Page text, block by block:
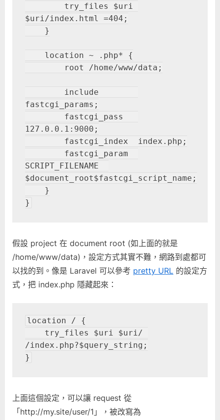
中
$uri/index.html =404;
fastcgi_params;
127.0.0.1:9000;
SCRIPT_FILENAME
$document_root$fastcgi_script_name;
假設 project 在 document root (如上面的就是
/home/www/data)，設定方式其實不難，網路到處都可
以找的到。像是 Laravel 可以參考 pretty URL 的設定方
式，把 index.php 隱藏起來：
location / {
/index.php?$query_string;
}
上面這個設定，可以讓 request 從
「http://my.site/user/1」，被改寫為